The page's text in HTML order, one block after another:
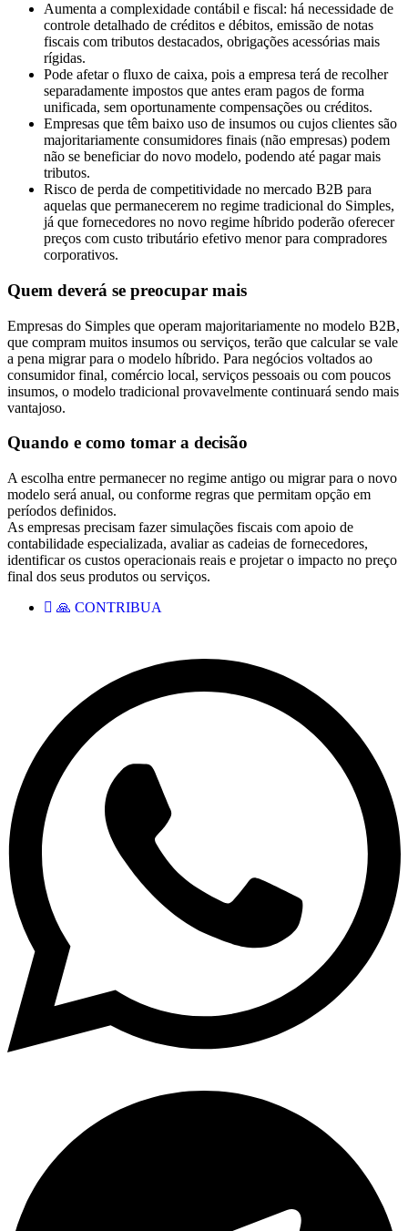
Aumenta a complexidade contábil e fiscal: há necessidade de
controle detalhado de créditos e débitos, emissão de notas
fiscais com tributos destacados, obrigações acessórias mais
rígidas.
Pode afetar o fluxo de caixa, pois a empresa terá de recolher
separadamente impostos que antes eram pagos de forma
unificada, sem oportunamente compensações ou créditos.
Empresas que têm baixo uso de insumos ou cujos clientes são
majoritariamente consumidores finais (não empresas) podem
não se beneficiar do novo modelo, podendo até pagar mais
tributos.
Risco de perda de competitividade no mercado B2B para
aquelas que permanecerem no regime tradicional do Simples,
já que fornecedores no novo regime híbrido poderão oferecer
preços com custo tributário efetivo menor para compradores
corporativos.
Quem deverá se preocupar mais
Empresas do Simples que operam majoritariamente no modelo B2B,
que compram muitos insumos ou serviços, terão que calcular se vale
a pena migrar para o modelo híbrido. Para negócios voltados ao
consumidor final, comércio local, serviços pessoais ou com poucos
insumos, o modelo tradicional provavelmente continuará sendo mais
vantajoso.
Quando e como tomar a decisão
A escolha entre permanecer no regime antigo ou migrar para o novo
modelo será anual, ou conforme regras que permitam opção em
períodos definidos.
As empresas precisam fazer simulações fiscais com apoio de
contabilidade especializada, avaliar as cadeias de fornecedores,
identificar os custos operacionais reais e projetar o impacto no preço
final dos seus produtos ou serviços.
🙏 CONTRIBUA